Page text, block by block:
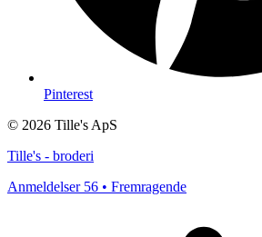
Pinterest
© 2026 Tille's ApS
Tille's - broderi
Anmeldelser 56 • Fremragende